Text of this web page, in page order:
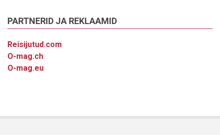
PARTNERID JA REKLAAMID
Reisijutud.com
O-mag.ch
O-mag.eu